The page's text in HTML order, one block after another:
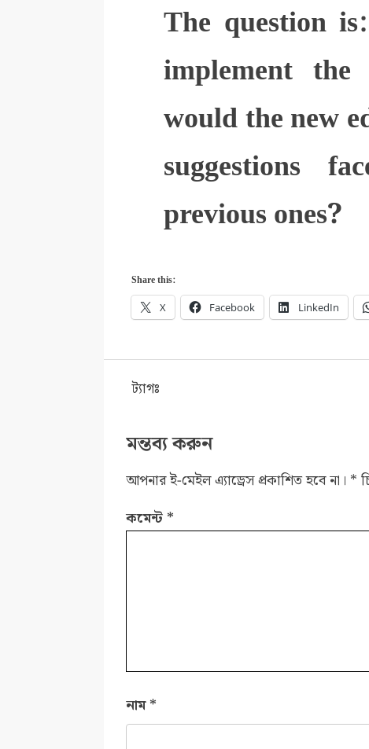
The question
implement the
would the new
suggestions
previous ones?
Share this:
X Facebook LinkedIn
ট্যাগঃ
মন্তব্য করুন
আপনার ই-মেইল এ্যাড্রেস প্রকাশিত হবে না। *
কমেন্ট *
নাম*